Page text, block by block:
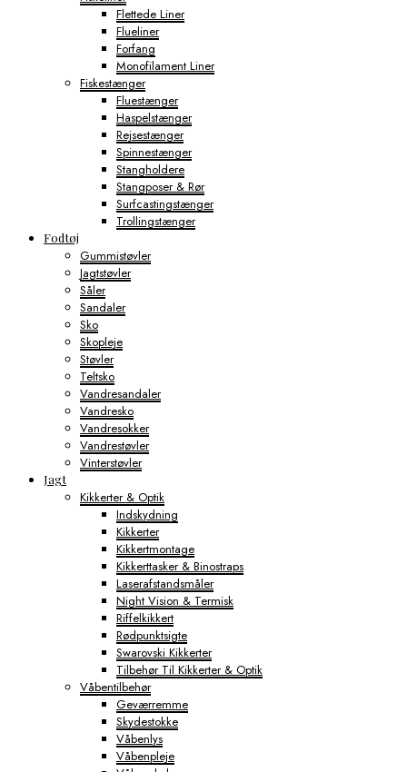
Flettede Liner
Flueliner
Forfang
Monofilament Liner
Fiskestænger
Fluestænger
Haspelstænger
Rejsestænger
Spinnestænger
Stangholdere
Stangposer & Rør
Surfcastingstænger
Trollingstænger
Fodtøj
Gummistøvler
Jagtstøvler
Såler
Sandaler
Sko
Skopleje
Støvler
Teltsko
Vandresandaler
Vandresko
Vandresokker
Vandrestøvler
Vinterstøvler
Jagt
Kikkerter & Optik
Indskydning
Kikkerter
Kikkertmontage
Kikkerttasker & Binostraps
Laserafstandsmåler
Night Vision & Termisk
Riffelkikkert
Rødpunktsigte
Swarovski Kikkerter
Tilbehør Til Kikkerter & Optik
Våbentilbehør
Geværremme
Skydestokke
Våbenlys
Våbenpleje